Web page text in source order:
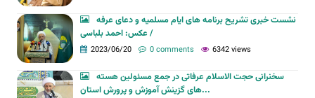
نشست خبری تشریح برنامه های ایام مسلمیه و دعای عرفه
/ عکس: احمد بلباسی
2023/06/20 0 comments 6342 views
سخنرانی حجت الاسلام عرفاتی در جمع مسئولین هسته
های گزینش آموزش و پرورش استان...